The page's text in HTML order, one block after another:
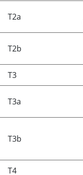
T2a
T2b
T3
T3a
T3b
T4